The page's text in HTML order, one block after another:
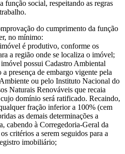
função social, respeitando as regras
do cumprimento da função
no mínimo:
é produtivo, conforme os
a região onde se localiza o imóvel;
possui Cadastro Ambiental
presença de embargo vigente pela
ou pelo Instituto Nacional do
Naturais Renováveis que recaia
domínio será ratificado. Recaindo,
fração inferior a 100% (cem
as demais determinações a
cabendo à Corregedoria-Geral da
critérios a serem seguidos para a
imobiliário;